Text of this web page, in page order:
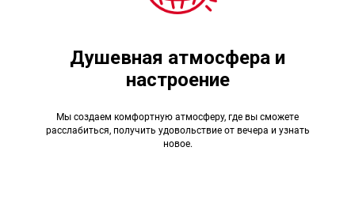
Душевная атмосфера и
настроение
Мы создаем комфортную атмосферу, где вы сможете
расслабиться, получить удовольствие от вечера и узнать
новое.